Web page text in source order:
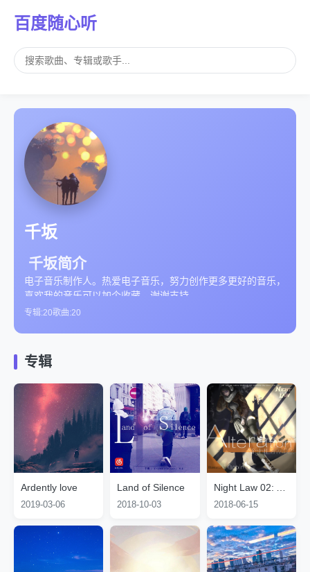
百度随心听
千坂
千坂简介
电子音乐制作人。热爱电子音乐，努力创作更多更好的音乐，
喜欢我的音乐可以加个收藏，谢谢支持
专辑:20歌曲:20
专辑
Ardently love
2019-03-06
Land of Silence
2018-10-03
Night Law 02: Alteration
2018-06-15